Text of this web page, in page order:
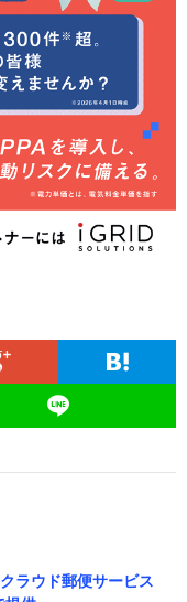
ラウド郵便サービス